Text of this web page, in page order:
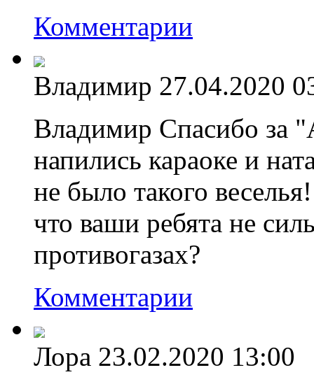
Комментарии
Владимир 27.04.2020
Владимир Спасибо за
напились караоке и
не было такого
что ваши ребята не
противогазах?
Комментарии
Лора 23.02.2020 13:00